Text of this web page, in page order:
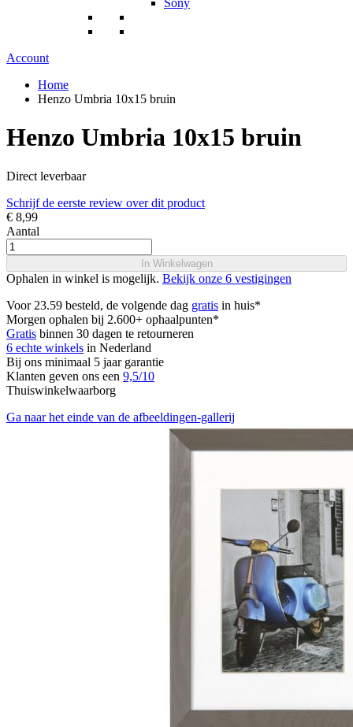
Sony
Account
Home
Henzo Umbria 10x15 bruin
Henzo Umbria 10x15 bruin
Direct leverbaar
Schrijf de eerste review over dit product
€ 8,99
Aantal
In Winkelwagen
Ophalen in winkel is mogelijk. Bekijk onze 6 vestigingen
Voor 23.59 besteld, de volgende dag gratis in huis*
Morgen ophalen bij 2.600+ ophaalpunten*
Gratis binnen 30 dagen te retourneren
6 echte winkels in Nederland
Bij ons minimaal 5 jaar garantie
Klanten geven ons een 9,5/10
Thuiswinkelwaarborg
Ga naar het einde van de afbeeldingen-gallerij